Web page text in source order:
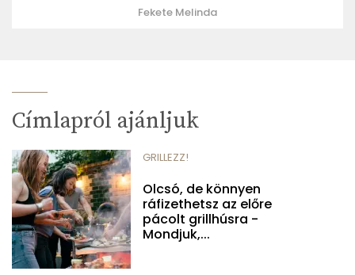
Fekete Melinda
Címlapról ajánljuk
GRILLEZZ!
Olcsó, de könnyen
ráfizethetsz az előre
pácolt grillhúsra -
Mondjuk,...